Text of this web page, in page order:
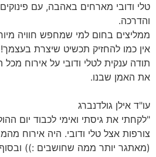
טלי ודובי מארחים באהבה, עם
והדרכה.
ממליצים בחום למי שמחפש חוויה
אין כמו להחזיק תכשיט שיצרת בעצמך!
תודה ענקית לטלי ודובי על אירוח מכל
את האמן שבנו.
עו"ד אילן גולדנברג
"לקחתי את גיסתי ואימי לכבוד יום
צורפות אצל טלי ודובי. היה אירוח
(מאתגר יותר ממה שחושבים :))